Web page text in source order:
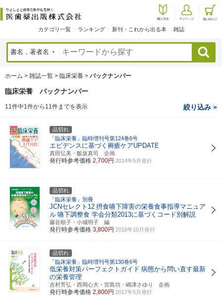
カテゴリ一覧 ランキング 新刊・これから出る本 雑誌
検索
ホーム > 雑誌一覧 > 臨床栄養 > バックナンバー
臨床栄養 バックナンバー
11件中1件から11件までを表示 絞り込み »
品切れ
「臨床栄養」臨時増刊号第124巻6号
エビデンスに基づく褥瘡ケアUPDATE
真田弘美・飯坂真司 企画
発行時参考価格 2,700円 2014年5月発行
品切れ
「臨床栄養」別冊
JCNセレクト12 摂食嚥下障害の栄養食事指導マニュア
ル 嚥下調整食 学会分類2013に基づくコード別解説
藤谷順子・小城明子 編
発行時参考価格 3,800円 2016年10月発行
品切れ
「臨床栄養」臨時増刊号第130巻6号
低栄養対策パーフェクトガイド 病態から問い直す最新
の栄養管理
吉村芳弘・西岡心大・宮島功・嶋津さゆり 企画
発行時参考価格 2,800円 2017年5月発行